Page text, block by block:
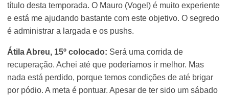
título desta temporada. O Mauro (Vogel) é muito experiente
e está me ajudando bastante com este objetivo. O segredo
é administrar a largada e os pushs.
Átila Abreu, 15º colocado: Será uma corrida de
recuperação. Achei até que poderíamos ir melhor. Mas
nada está perdido, porque temos condições de até brigar
por pódio. A meta é pontuar. Apesar de ter sido um sábado